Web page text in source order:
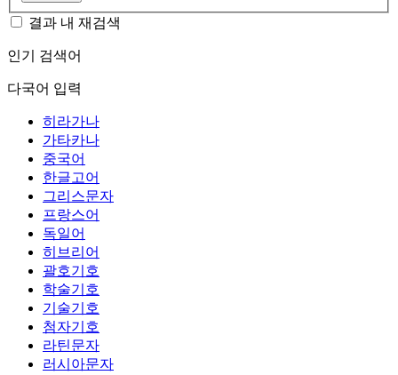
결과 내 재검색
인기 검색어
다국어 입력
히라가나
가타카나
중국어
한글고어
그리스문자
프랑스어
독일어
히브리어
괄호기호
학술기호
기술기호
첨자기호
라틴문자
러시아문자